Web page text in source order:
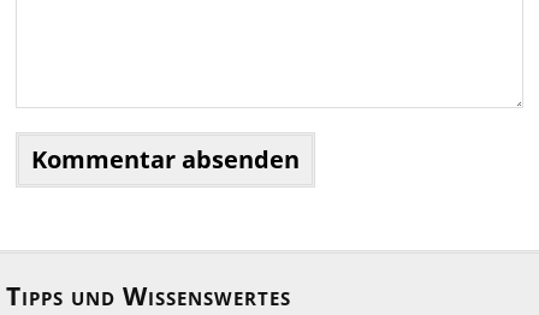
Tipps und Wissenswertes